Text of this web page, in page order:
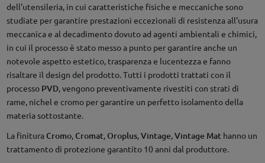
dell'utensileria, in cui caratteristiche fisiche e meccaniche sono
studiate per garantire prestazioni eccezionali di resistenza all'usura
meccanica e al decadimento dovuto ad agenti ambientali e chimici,
in cui il processo è stato messo a punto per garantire anche un
notevole aspetto estetico, trasparenza e lucentezza e fanno
risaltare il design del prodotto. Tutti i prodotti trattati con il
processo PVD, vengono preventivamente rivestiti con strati di
rame, nichel e cromo per garantire un perfetto isolamento della
materia sottostante.
La finitura Cromo, Cromat, Oroplus,Vintage,Vintage Mathanno un
trattamento di protezione garantito 10 anni dal produttore.